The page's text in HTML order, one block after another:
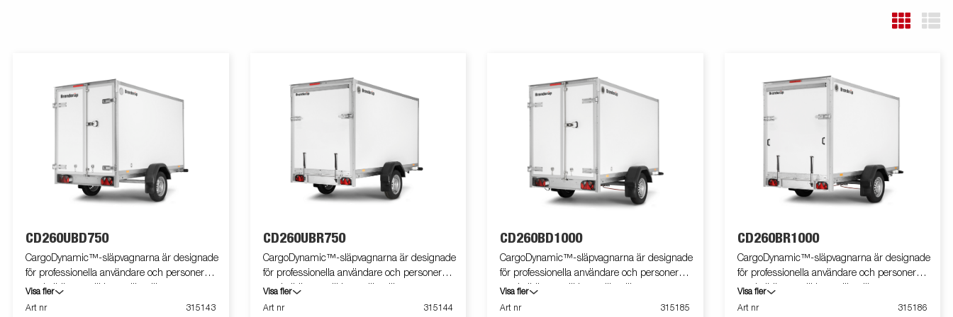
CD260UBD750
CargoDynamic™-släpvagnarna är designade
för professionella användare och personer
med elbil som vill ha en lätt släpvagn som
både kan täcka och skydda godset. Vagnen
Visa fler
Art nr
315143
CD260UBR750
CargoDynamic™-släpvagnarna är designade
för professionella användare och personer
med elbil som vill ha en lätt släpvagn som
både kan täcka och skydda godset. Vagnen
Visa fler
Art nr
315144
CD260BD1000
CargoDynamic™-släpvagnarna är designade
för professionella användare och personer
med elbil som vill ha en lätt släpvagn som
både kan täcka och skydda godset. Vagnen
Visa fler
Art nr
315185
CD260BR1000
CargoDynamic™-släpvagnarna är designade
för professionella användare och personer
med elbil som vill ha en lätt släpvagn som
både kan täcka och skydda godset. Vagnen
Visa fler
Art nr
315186